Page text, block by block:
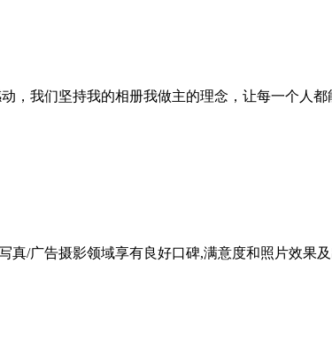
我们坚持我的相册我做主的理念，让每一个人都
/广告摄影领域享有良好口碑,满意度和照片效果